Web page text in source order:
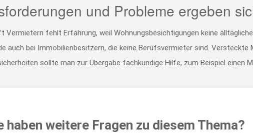
und Probleme ergeben
Vermietern fehlt Erfahrung, weil Wohnungsbesichtigungen keine
auch bei Immobilienbesitzern, die keine Berufsvermieter sind.
sollte man zur Übergabe fachkundige Hilfe, zum Beispiel einen
haben weitere Fragen zu diesem Thema?